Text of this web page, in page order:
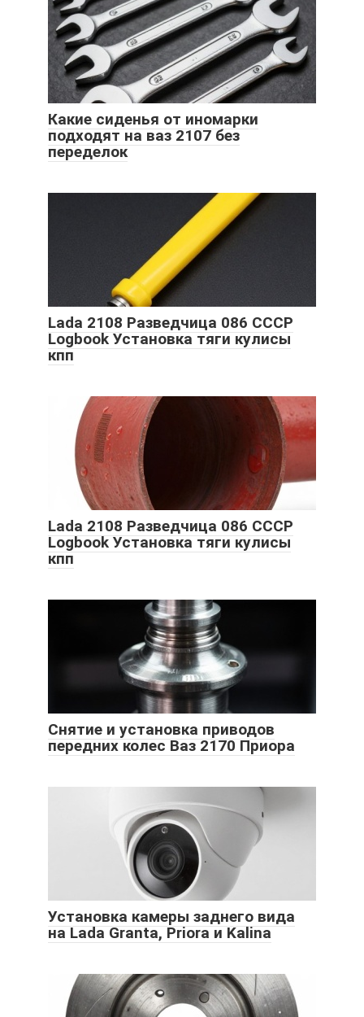
Какие сиденья от иномарки
подходят на ваз 2107 без
переделок
Lada 2108 Разведчица 086 СССР
Logbook Установка тяги кулисы
кпп
Lada 2108 Разведчица 086 СССР
Logbook Установка тяги кулисы
кпп
Снятие и установка приводов
передних колес Ваз 2170 Приора
Установка камеры заднего вида
на Lada Granta, Priora и Kalina